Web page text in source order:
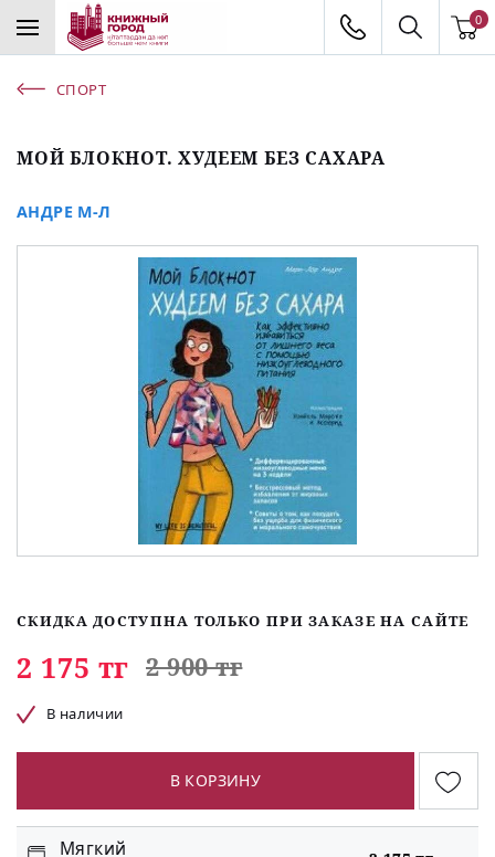
0
СПОРТ
МОЙ БЛОКНОТ. ХУДЕЕМ БЕЗ САХАРА
АНДРЕ М-Л
СКИДКА ДОСТУПНА ТОЛЬКО ПРИ ЗАКАЗЕ НА САЙТЕ
2 175 тг 2 900 тг
В наличии
В КОРЗИНУ
Мягкий